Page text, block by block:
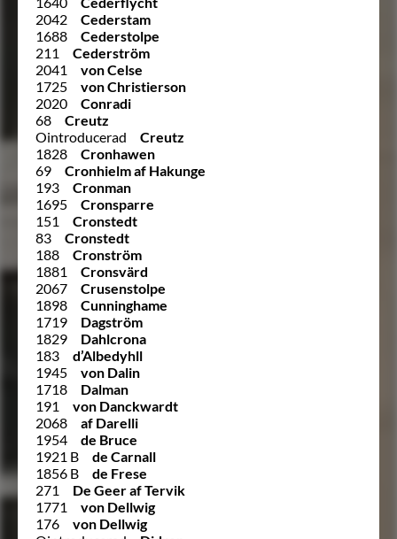
2042
Cederstam
1688
Cederstolpe
211
Cederström
2041
von Celse
1725
von Christierson
2020
Conradi
68
Creutz
Ointroducerad
Creutz
1828
Cronhawen
69
Cronhielm af Hakunge
193
Cronman
1695
Cronsparre
151
Cronstedt
83
Cronstedt
188
Cronström
1881
Cronsvärd
2067
Crusenstolpe
1898
Cunninghame
1719
Dagström
1829
Dahlcrona
183
d’Albedyhll
1945
von Dalin
1718
Dalman
191
von Danckwardt
2068
af Darelli
1954
de Bruce
1921 B
de Carnall
1856 B
de Frese
271
De Geer af Tervik
1771
von Dellwig
176
von Dellwig